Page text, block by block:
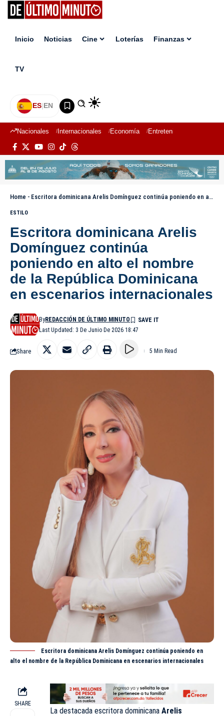
Inicio Noticias Cine Loterías Finanzas
TV
ES|EN
Nacionales Internacionales Economía Entretenimiento
Home - Escritora dominicana Arelis Domínguez continúa poniendo en alto el nombre de la República Dominicana en escenarios internacionales
ESTILO
Escritora dominicana Arelis
Domínguez continúa
poniendo en alto el nombre
de la República Dominicana
en escenarios internacionales
Last Updated: 3 De Junio De 2026 18:47
ByREDACCIÓN DE ÚLTIMO MINUTO
Share 5 Min Read
Escritora dominicana Arelis Domínguez continúa poniendo en
alto el nombre de la República Dominicana en escenarios internacionales
SHARE
La destacada escritora dominicana Arelis